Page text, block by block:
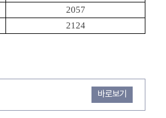
2057
2124
바로보기